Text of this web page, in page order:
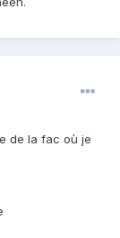
de la fac où je